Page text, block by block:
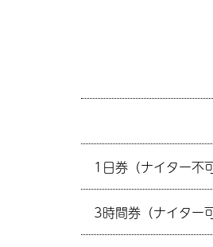
1日券（ナイター不可
3時間券（ナイター可